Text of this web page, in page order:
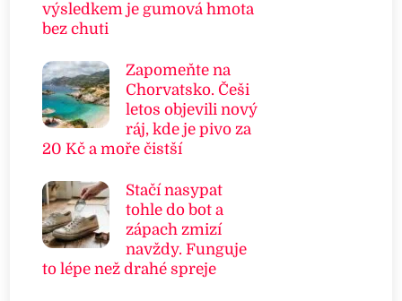
výsledkem je gumová hmota
bez chuti
Zapomeňte na
Chorvatsko. Češi
letos objevili nový
ráj, kde je pivo za
20 Kč a moře čistší
Stačí nasypat
tohle do bot a
zápach zmizí
navždy. Funguje
to lépe než drahé spreje